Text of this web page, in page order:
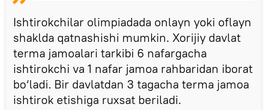
Ishtirokchilar olimpiadada onlayn yoki oflayn
shaklda qatnashishi mumkin. Xorijiy davlat
terma jamoalari tarkibi 6 nafargacha
ishtirokchi va 1 nafar jamoa rahbaridan iborat
bo‘ladi. Bir davlatdan 3 tagacha terma jamoa
ishtirok etishiga ruxsat beriladi.